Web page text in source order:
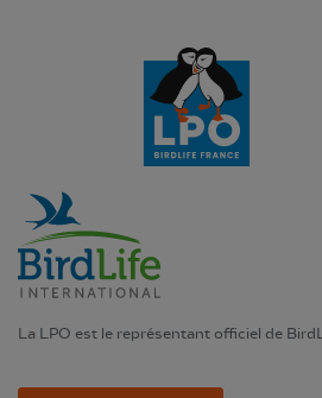
La LPO est le représentant officiel de